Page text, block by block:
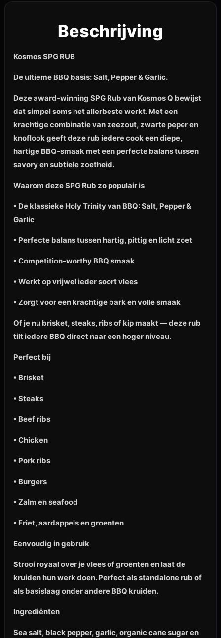
Beschrijving
Kosmos SPG RUB
De ultieme BBQ basis: Salt, Pepper & Garlic.
Deze award-winning SPG Rub van Kosmos Q bewijst
dat simpel soms het allerbeste werkt. Met een
krachtige combinatie van zeezout, zwarte peper en
knoflook geeft deze rub iedere cook een diepe,
hartige BBQ-smaak met een perfecte balans tussen
savory en subtiele zoetheid.
Waarom deze SPG Rub zo populair is
• De klassieke Holy Trinity van BBQ: Salt, Pepper &
Garlic
• Perfecte balans tussen hartig, pittig en licht zoet
• Competition-worthy BBQ smaak
• Werkt op vrijwel ieder soort vlees
• Zorgt voor een krachtige bark en volle smaak
Of je nu brisket, steaks, ribs of kip maakt — deze rub
tilt iedere BBQ direct naar een hoger niveau.
Perfect bij
• Brisket
• Steaks
• Beef ribs
• Chicken
• Pork ribs
• Burgers
• Zalm en seafood
• Friet, aardappels en groenten
Eenvoudig in gebruik
Strooi royaal over je vlees of groenten en laat de
kruiden hun werk doen. Perfect als standalone rub of
als basislaag onder andere BBQ kruiden.
Ingrediënten
Sea salt, black pepper, garlic, organic cane sugar en